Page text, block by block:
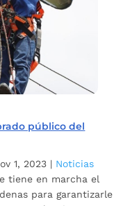
público del
1, 2023 | Noticias
tiene en marcha el
para garantizarle